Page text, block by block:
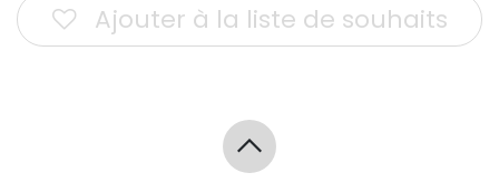
Ajouter à la liste de souhaits